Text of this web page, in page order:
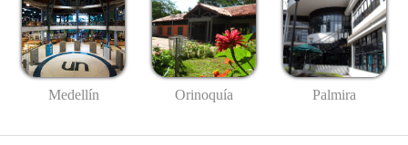
Medellín Orinoquía Palmira